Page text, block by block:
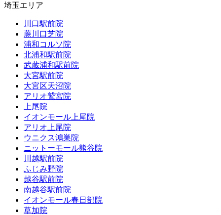
埼玉エリア
川口駅前院
蕨川口芝院
浦和コルソ院
北浦和駅前院
武蔵浦和駅前院
大宮駅前院
大宮区天沼院
アリオ鷲宮院
上尾院
イオンモール上尾院
アリオ上尾院
ウニクス鴻巣院
ニットーモール熊谷院
川越駅前院
ふじみ野院
越谷駅前院
南越谷駅前院
イオンモール春日部院
草加院